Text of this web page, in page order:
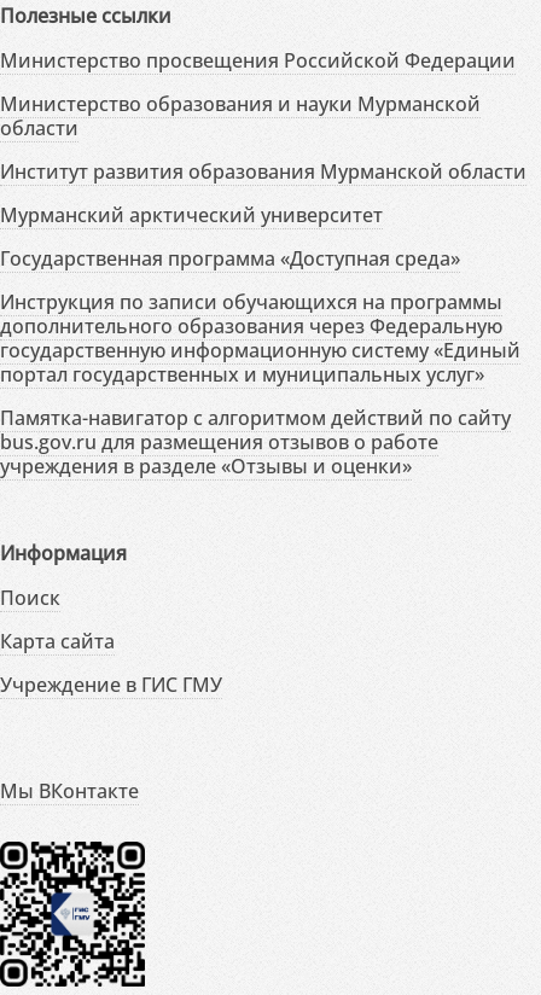
Полезные ссылки
Министерство просвещения Российской Федерации
Министерство образования и науки Мурманской
области
Институт развития образования Мурманской области
Мурманский арктический университет
Государственная программа «Доступная среда»
Инструкция по записи обучающихся на программы
дополнительного образования через Федеральную
государственную информационную систему «Единый
портал государственных и муниципальных услуг»
Памятка-навигатор с алгоритмом действий по сайту
bus.gov.ru для размещения отзывов о работе
учреждения в разделе «Отзывы и оценки»
Информация
Поиск
Карта сайта
Учреждение в ГИС ГМУ
Мы ВКонтакте